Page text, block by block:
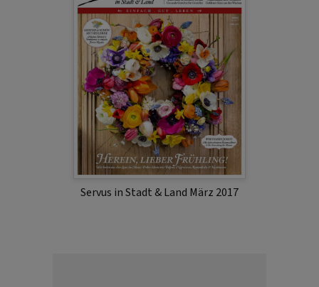
Servus in Stadt & Land März 2017